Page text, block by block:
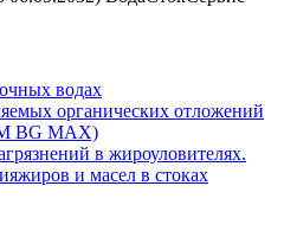
водах
органических отложений
BG MAX)
в жироуловителях.
и масел в стоках